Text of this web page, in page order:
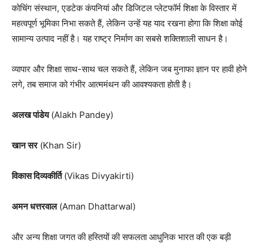
कोचिंग संस्थान, एडटेक कंपनियां और डिजिटल प्लेटफॉर्म शिक्षा के विस्तार में
महत्वपूर्ण भूमिका निभा सकते हैं, लेकिन उन्हें यह याद रखना होगा कि शिक्षा कोई
सामान्य उत्पाद नहीं है। यह राष्ट्र निर्माण का सबसे शक्तिशाली साधन है।
व्यापार और शिक्षा साथ-साथ चल सकते हैं, लेकिन जब मुनाफा ज्ञान पर हावी होने
लगे, तब समाज को गंभीर आत्ममंथन की आवश्यकता होती है।
अलख पांडेय(Alakh Pandey)
खान सर(Khan Sir)
विकास दिव्यकीर्ति(Vikas Divyakirti)
अमन धत्तरवाल(Aman Dhattarwal)
और अन्य शिक्षा जगत की हस्तियों की सफलता आधुनिक भारत की एक बड़ी